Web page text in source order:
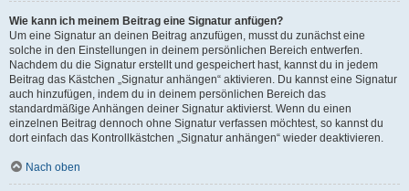
Wie kann ich meinem Beitrag eine Signatur anfügen?
Um eine Signatur an deinen Beitrag anzufügen, musst du zunächst eine
solche in den Einstellungen in deinem persönlichen Bereich entwerfen.
Nachdem du die Signatur erstellt und gespeichert hast, kannst du in jedem
Beitrag das Kästchen „Signatur anhängen“ aktivieren. Du kannst eine Signatur
auch hinzufügen, indem du in deinem persönlichen Bereich das
standardmäßige Anhängen deiner Signatur aktivierst. Wenn du einen
einzelnen Beitrag dennoch ohne Signatur verfassen möchtest, so kannst du
dort einfach das Kontrollkästchen „Signatur anhängen“ wieder deaktivieren.
Nach oben